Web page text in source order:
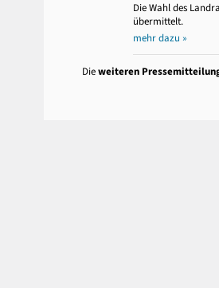
Die Wahl des
übermittelt.
mehr dazu »
Dieweiteren